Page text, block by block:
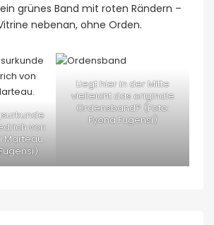
grünes Band mit roten Rändern –
nebenan, ohne Orden.
von
Marteau.
Liegt hier in der Mitte
vielleicht das originale
Ordensband? (Foto:
Fyona Fugensi)